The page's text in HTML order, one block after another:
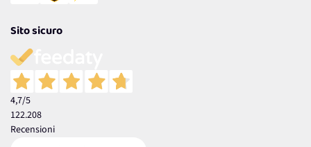
Sito sicuro
4,7/5
122.208
Recensioni